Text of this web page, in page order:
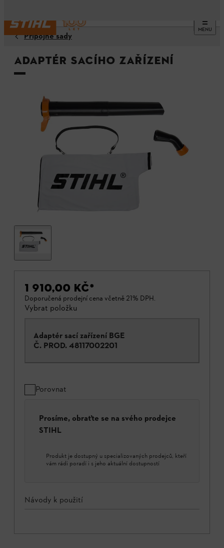
MENU
Přípojné sady
Adaptér sacího zařízení
1 910,00 KČ*
Doporučená prodejní cena včetně 21% DPH.
Vybrat položku
Adaptér sací zařízení BGE
Č. PROD. 48117002201
Porovnat
Prosíme, obraťte se na svého prodejce
STIHL
Produkt je dostupný u specializovaných prodejců, kteří
vám rádi poradí i s jeho aktuální dostupností
Návody k použití